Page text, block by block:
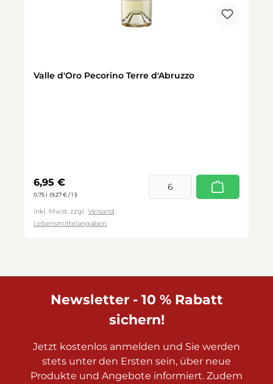
Valle d'Oro Pecorino Terre d'Abruzzo
Regulärer Preis:
6,95 €
0.75 l (9,27 € / 1 l)
inkl. Mwst. zzgl. Versand
Lebensmittelangaben
Newsletter - 10 % Rabatt
sichern!
Jetzt kostenlos anmelden und Sie werden
stets unter den Ersten sein, über neue
Produkte und Angebote informiert. Zudem